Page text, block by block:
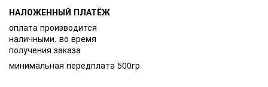
НАЛОЖЕННЫЙ ПЛАТЁЖ
оплата производится
наличными, во время
получения заказа
минимальная передплата 500гр